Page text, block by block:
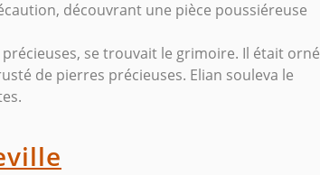
découvrant une pièce poussiéreuse
se trouvait le grimoire. Il était orné
de pierres précieuses. Elian souleva le